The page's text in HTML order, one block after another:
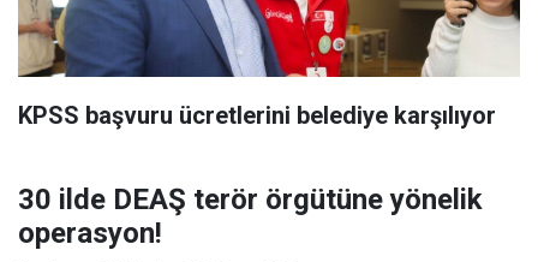
KPSS başvuru ücretlerini belediye karşılıyor
30 ilde DEAŞ terör örgütüne yönelik
operasyon!